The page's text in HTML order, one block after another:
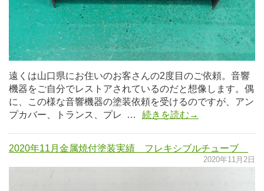
遠くは山口県にお住いのお客さんの2度目のご依頼。音響
機器をご自分でレストアされているのだと想像します。偶
に、この様な音響機器の塗装依頼を受けるのですが、アン
プカバー、トランス、プレ …
続きを読む→
2020年11月金属焼付塗装実績 フレキシブルチューブ
2020年11月2日